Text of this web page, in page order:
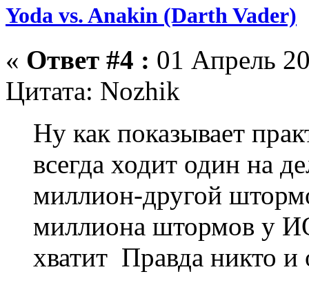
Yoda vs. Anakin (Darth Vader)
« Ответ #4 : 01 Апрель
Цитата: Nozhik
Ну как показывает
всегда ходит один на
миллион-другой
миллиона штормов у
хватит Правда никто и